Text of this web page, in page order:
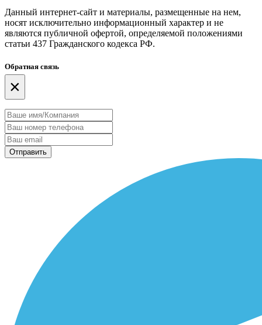
Данный интернет-сайт и материалы, размещенные на нем,
носят исключительно информационный характер и не
являются публичной офертой, определяемой положениями
статьи 437 Гражданского кодекса РФ.
Обратная связь
×
Отправить